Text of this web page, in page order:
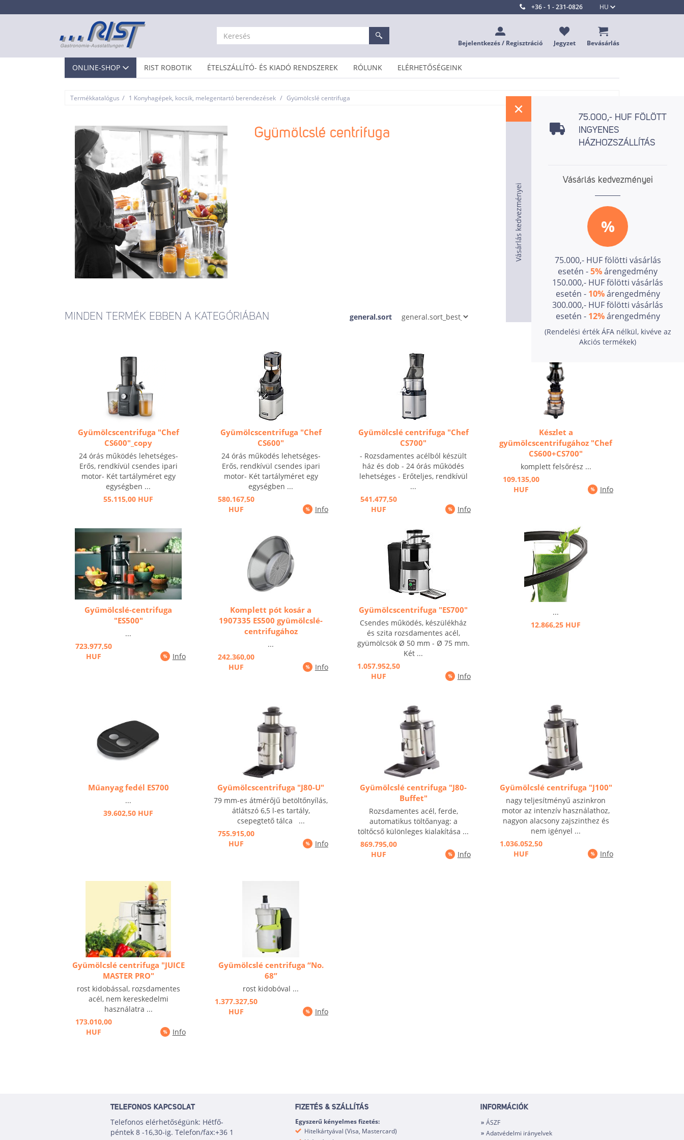
HU
+36 - 1 - 231-0826
Bejelentkezés / Regisztráció Jegyzet Bevásárlás
ONLINE-SHOP RIST ROBOTIK ÉTELSZÁLLÍTÓ- ÉS KIADÓ RENDSZEREK RÓLUNK ELÉRHETŐSÉGEINK
Termékkatalógus / 1 Konyhagépek, kocsik, melegentartó berendezések / Gyümölcslé centrifuga
Gyümölcslé centrifuga
MINDEN TERMÉK EBBEN A KATEGÓRIÁBAN general.sort
Gyümölcscentrifuga "Chef
CS600"_copy
24 órás működés lehetséges-
Erős, rendkívül csendes ipari
motor- Két tartályméret egy
egységben ...
55.115,00 HUF
Gyümölcscentrifuga "Chef
CS600"
24 órás működés lehetséges-
Erős, rendkívül csendes ipari
motor- Két tartályméret egy
egységben ...
580.167,50
HUF
Info
Gyümölcslé centrifuga "Chef
CS700"
- Rozsdamentes acélból készült
ház és dob - 24 órás működés
lehetséges - Erőteljes, rendkívül
...
541.477,50
HUF
Info
Készlet a
gyümölcscentrifugához "Chef
CS600+CS700"
komplett felsőrész ...
109.135,00
HUF
Info
Gyűmölcslé-centrifuga
"ES500"
...
723.977,50
HUF
Info
Komplett pót kosár a
1907335 ES500 gyümölcslé-
centrifugához
...
242.360,00
HUF
Info
Gyümölcscentrifuga "ES700"
Csendes működés, készülékház
és szita rozsdamentes acél,
gyümölcsök Ø 50 mm - Ø 75 mm.
Két ...
1.057.952,50
HUF
Info
...
12.866,25 HUF
Műanyag fedél ES700
...
39.602,50 HUF
Gyümölcscentrifuga "J80-U"
79 mm-es átmérőjű betöltőnyílás,
átlátszó 6,5 l-es tartály,
csepegtető tálca ...
755.915,00
HUF
Info
Gyümölcslé centrifuga "J80-
Buffet"
Rozsdamentes acél, ferde,
automatikus töltőanyag: a
töltőcső különleges kialakítása ...
869.795,00
HUF
Info
Gyümölcslé centrifuga "J100"
nagy teljesítményű aszinkron
motor az intenzív használathoz,
nagyon alacsony zajszinthez és
nem igényel ...
1.036.052,50
HUF
Info
Gyümölcslé centrifuga "JUICE
MASTER PRO"
rost kidobással, rozsdamentes
acél, nem kereskedelmi
használatra ...
173.010,00
HUF
Info
Gyümölcslé centrifuga “No.
68”
rost kidobóval ...
1.377.327,50
HUF
Info
TELEFONOS KAPCSOLAT
Telefonos elérhetőségünk: Hétfő-
péntek 8 -16,30-ig. Telefon/fax:+36 1
FIZETÉS & SZÁLLÍTÁS
Egyszerű kényelmes fizetés:
Hitelkártyával (Visa, Mastercard)
INFORMÁCIÓK
ÁSZF
Adatvédelmi irányelvek
Vásárlás kedvezményei
75.000,- HUF FÖLÖTT
INGYENES
HÁZHOZSZÁLLÍTÁS
Vásárlás kedvezményei
%
75.000,- HUF fölötti vásárlás
esetén -5%árengedmény
150.000,- HUF fölötti vásárlás
esetén - 10%árengedmény
300.000,- HUF fölötti vásárlás
esetén - 12%árengedmény
(Rendelési érték ÁFA nélkül, kivéve az
Akciós termékek)